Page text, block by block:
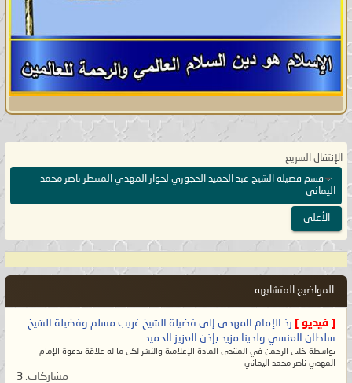
الإنتقال السريع
قسم فضيلة الشيخ عبد الحميد الحجوري لحوار المهدي المنتظر ناصر محمد
اليماني
الأعلى
المواضيع المتشابهه
[ فيديو ] ردّ الإمام المهدي إلى فضيلة الشيخ غريب مسلم وفضيلة الشيخ
سلطان العنسي ولدينا مزيد بإذن العزيز الحميد ..
بواسطة خليل الرحمن في المنتدى المادة الإعلامية والنشر لكل ما له علاقة بدعوة الإمام
المهدي ناصر محمد اليماني
مشاركات: